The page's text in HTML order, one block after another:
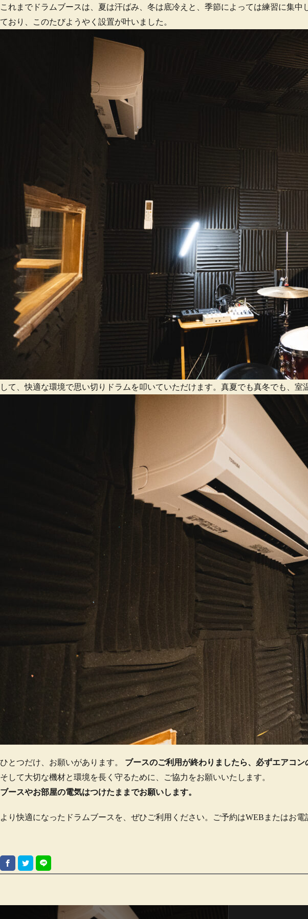
これまでドラムブースは、夏は汗ばみ、冬は底冷えと、季節によっては練習に集
ており、このたびようやく設置が叶いました。
して、快適な環境で思い切りドラムを叩いていただけます。真夏でも真冬でも、室
ひとつだけ、お願いがあります。 ブースのご利用が終わりましたら、必ずエアコン
そして大切な機材と環境を長く守るために、ご協力をお願いいたします。
ブースやお部屋の電気はつけたままでお願いします。
より快適になったドラムブースを、ぜひご利用ください。ご予約はWEBまたはお電